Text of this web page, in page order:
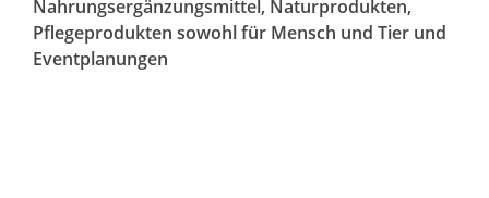
Nahrungsergänzungsmittel, Naturprodukten,
Pflegeprodukten sowohl für Mensch und Tier und
Eventplanungen